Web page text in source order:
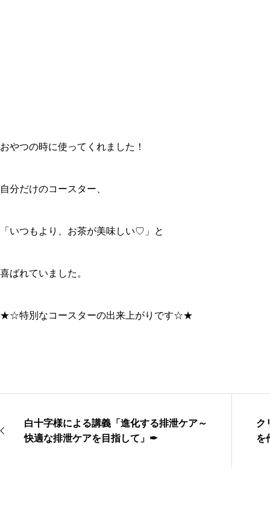
おやつの時に使ってくれました！
自分だけのコースター、
「いつもより、お茶が美味しい♡」と
喜ばれていました。
★☆特別なコースターの出来上がりです☆★
白十字様による講義「進化する排泄ケア～
快適な排泄ケアを目指して」✒
ク
を